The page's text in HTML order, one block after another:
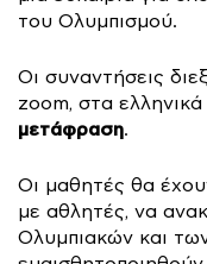
του Ολυμπισμού.
Οι συναντήσεις
zoom, στα
μετάφραση.
Οι μαθητές θα
με αθλητές, να
Ολυμπιακών και